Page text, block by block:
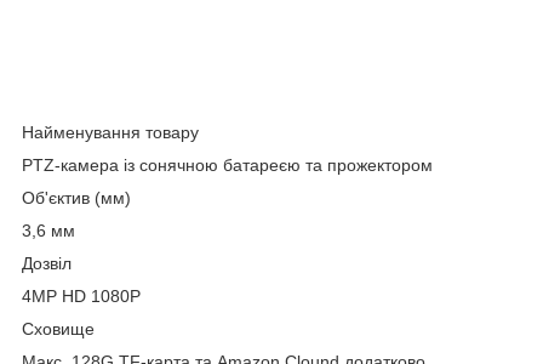
Найменування товару
PTZ-камера із сонячною батареєю та прожектором
Об'єктив (мм)
3,6 мм
Дозвіл
4MP HD 1080P
Сховище